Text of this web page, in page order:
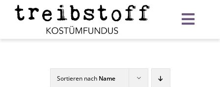
Inhalt
Sortieren nach Name